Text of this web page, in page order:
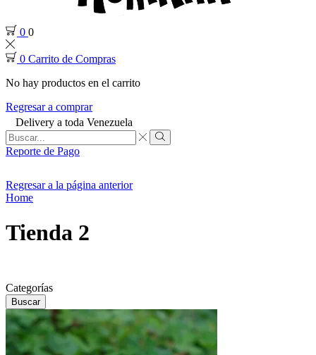
0 0
0 Carrito de Compras
No hay productos en el carrito
Regresar a comprar
Delivery a toda Venezuela
Search
input
Search
Reporte de Pago
Regresar a la página anterior
Home
Tienda 2
Categorías
Buscar